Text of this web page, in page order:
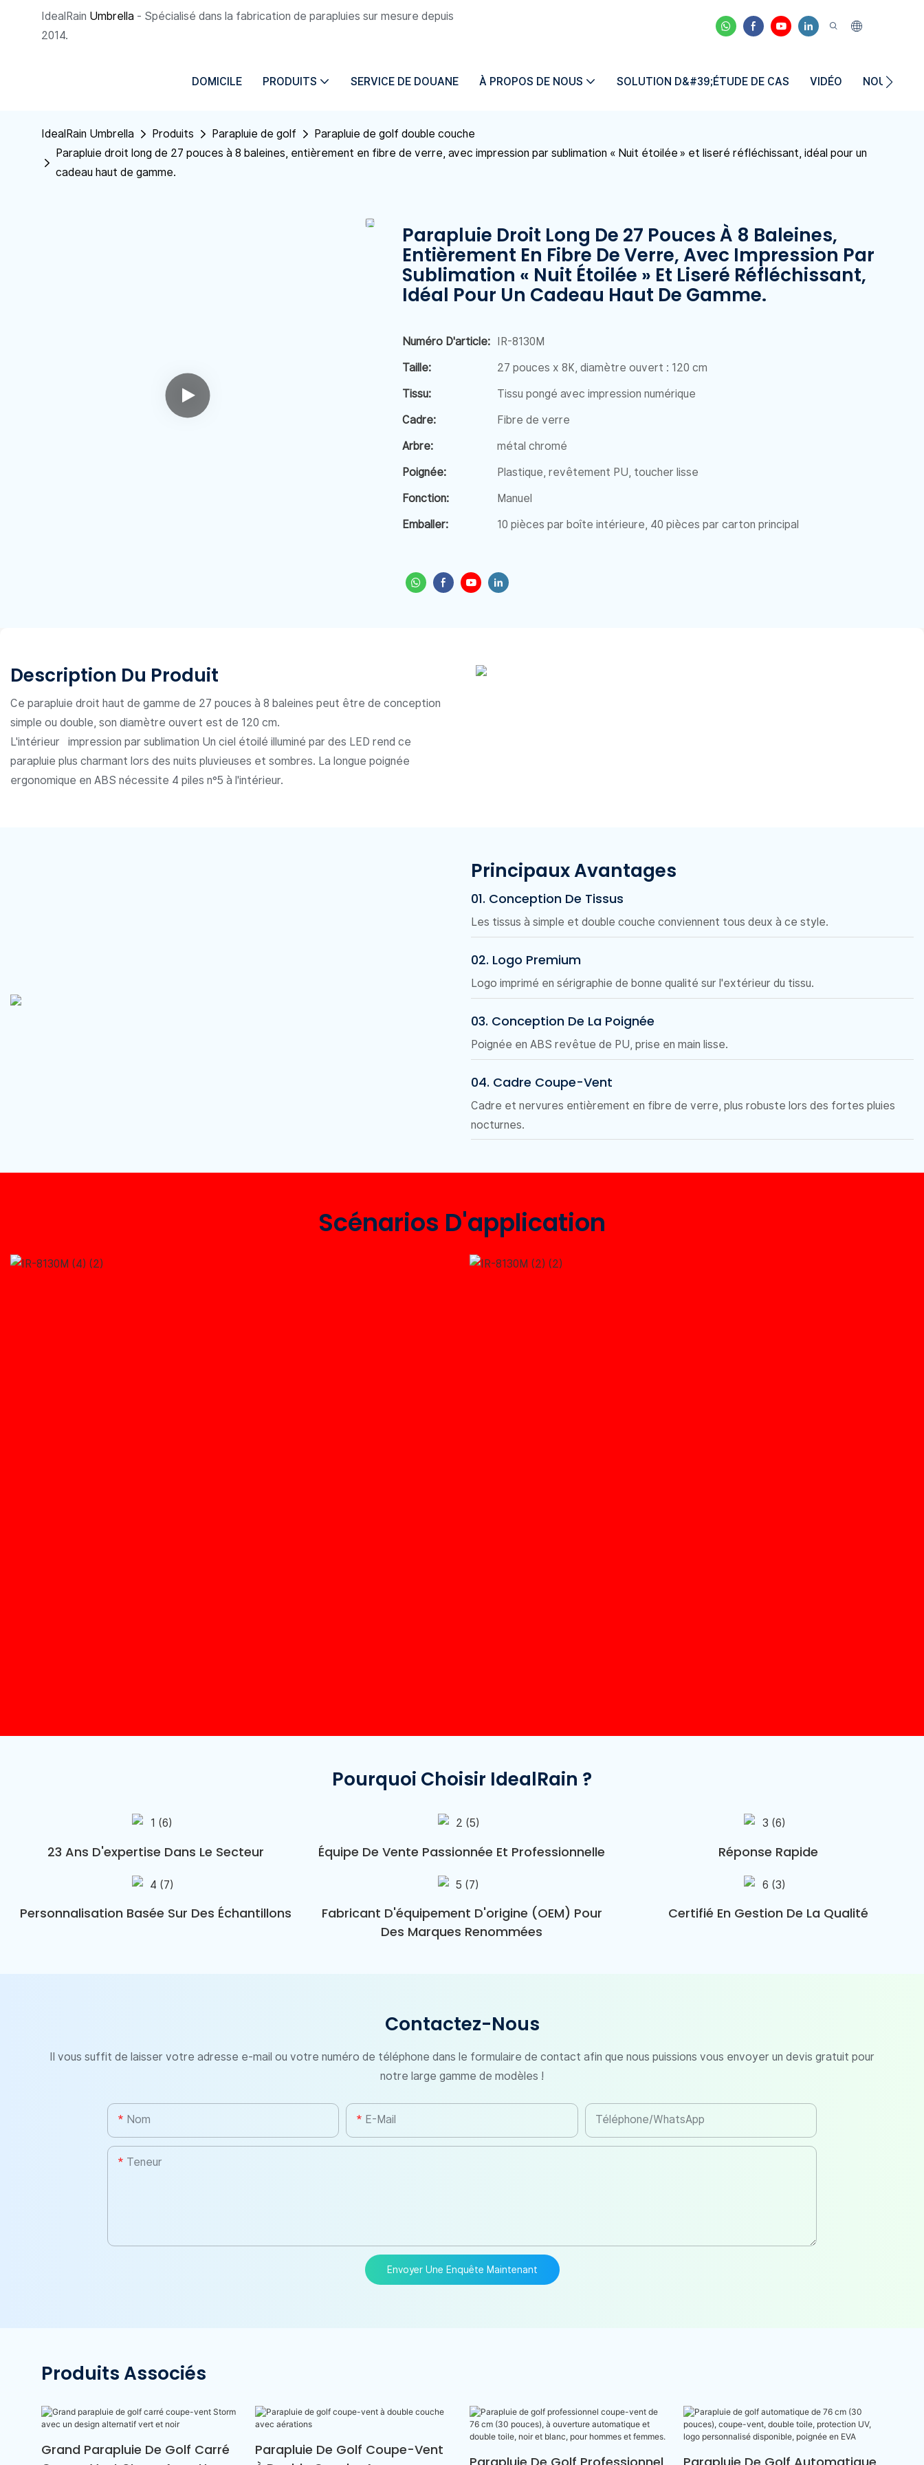
IdealRain Umbrella - Spécialisé dans la fabrication de parapluies sur mesure depuis
2014.
DOMICILE PRODUITS SERVICE DE DOUANE À PROPOS DE NOUS SOLUTION D&#39;ÉTUDE DE CAS VIDÉO
IdealRain Umbrella Produits Parapluie de golf
Parapluie de golf double couche
Parapluie droit long de 27 pouces à 8 baleines, entièrement en fibre de verre, avec impression par sublimation « Nuit étoilée » et liseré réfléchissant, idéal pour un
cadeau haut de gamme.
Parapluie Droit Long De 27 Pouces À 8 Baleines,
Entièrement En Fibre De Verre, Avec Impression Par
Sublimation « Nuit Étoilée » Et Liseré Réfléchissant,
Idéal Pour Un Cadeau Haut De Gamme.
Numéro D'article: IR-8130M
Taille:
27 pouces x 8K, diamètre ouvert : 120 cm
Tissu:
Tissu pongé avec impression numérique
Cadre:
Fibre de verre
Arbre:
métal chromé
Poignée:
Plastique, revêtement PU, toucher lisse
Fonction:
Manuel
Emballer:
10 pièces par boîte intérieure, 40 pièces par carton principal
Description Du Produit
Ce parapluie droit haut de gamme de 27 pouces à 8 baleines peut être de conception
simple ou double, son diamètre ouvert est de 120 cm.
L'intérieur
impression par sublimation Un ciel étoilé illuminé par des LED rend ce
parapluie plus charmant lors des nuits pluvieuses et sombres. La longue poignée
ergonomique en ABS nécessite 4 piles n°5 à l'intérieur.
Principaux Avantages
01. Conception De Tissus
Les tissus à simple et double couche conviennent tous deux à ce style.
02. Logo Premium
Logo imprimé en sérigraphie de bonne qualité sur l'extérieur du tissu.
03. Conception De La Poignée
Poignée en ABS revêtue de PU, prise en main lisse.
04. Cadre Coupe-Vent
Cadre et nervures entièrement en fibre de verre, plus robuste lors des fortes pluies
nocturnes.
Scénarios D'application
Pourquoi Choisir IdealRain ?
23 Ans D'expertise Dans Le Secteur Équipe De Vente Passionnée Et Professionnelle Réponse Rapide
Personnalisation Basée Sur Des Échantillons
Fabricant D'équipement D'origine (OEM) Pour
Des Marques Renommées
Certifié En Gestion De La Qualité
Contactez-Nous
Il vous suffit de laisser votre adresse e-mail ou votre numéro de téléphone dans le formulaire de contact afin que nous puissions vous envoyer un devis gratuit pour
notre large gamme de modèles !
Nom E-Mail Téléphone/WhatsApp
Teneur
Envoyer Une Enquête Maintenant
Produits Associés
Grand Parapluie De Golf Carré
Parapluie De Golf Coupe-Vent